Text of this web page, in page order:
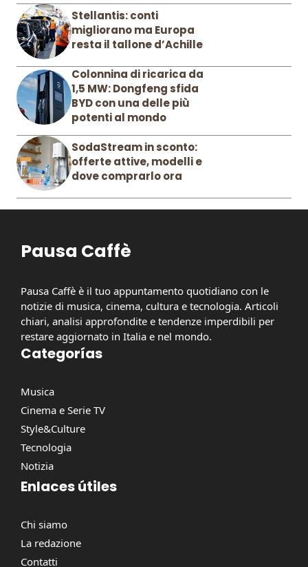
Stellantis: conti
migliorano ma Europa
resta il tallone d’Achille
Colonnina di ricarica da
1,5 MW: Dongfeng sfida
BYD con una delle più
potenti al mondo
SodaStream in sconto:
offerte attive, modelli e
dove comprarlo ora
Pausa Caffè
Pausa Caffè è il tuo appuntamento quotidiano con le
notizie di musica, cinema, cultura e tecnologia. Articoli
chiari, analisi approfondite e tendenze imperdibili per
restare aggiornato in Italia e nel mondo.
Categorías
Musica
Cinema e Serie TV
Style&Culture
Tecnologia
Notizia
Enlaces útiles
Chi siamo
La redazione
Contatti